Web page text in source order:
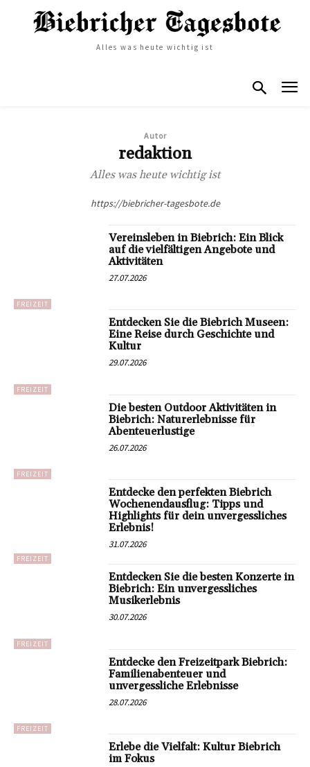
Alles was heute wichtig ist
Autor
redaktion
Alles was heute wichtig ist
https://biebricher-tagesbote.de
FREIZEIT
Vereinsleben in Biebrich: Ein Blick
auf die vielfältigen Angebote und
Aktivitäten
27.07.2026
FREIZEIT
Entdecken Sie die Biebrich Museen:
Eine Reise durch Geschichte und
Kultur
29.07.2026
FREIZEIT
Die besten Outdoor Aktivitäten in
Biebrich: Naturerlebnisse für
Abenteuerlustige
26.07.2026
FREIZEIT
Entdecke den perfekten Biebrich
Wochenendausflug: Tipps und
Highlights für dein unvergessliches
Erlebnis!
31.07.2026
FREIZEIT
Entdecken Sie die besten Konzerte in
Biebrich: Ein unvergessliches
Musikerlebnis
30.07.2026
FREIZEIT
Entdecke den Freizeitpark Biebrich:
Familienabenteuer und
unvergessliche Erlebnisse
28.07.2026
Erlebe die Vielfalt: Kultur Biebrich
im Fokus